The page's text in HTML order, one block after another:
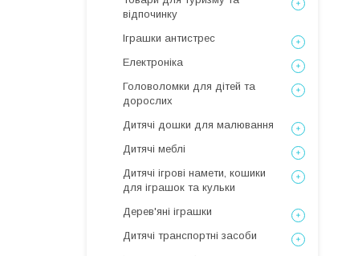
відпочинку
Іграшки антистрес
Електроніка
Головоломки для дітей та
дорослих
Дитячі дошки для малювання
Дитячі меблі
Дитячі ігрові намети, кошики
для іграшок та кульки
Дерев'яні іграшки
Дитячі транспортні засоби